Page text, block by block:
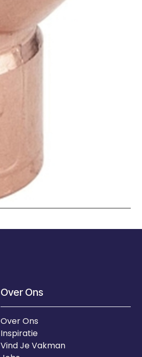
Over Ons
Over Ons
Inspiratie
Vind Je Vakman